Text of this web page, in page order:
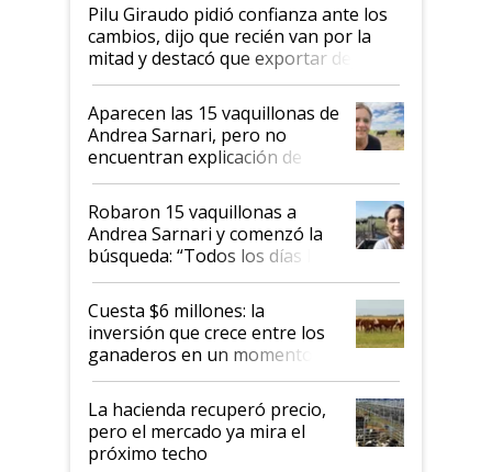
Pilu Giraudo pidió confianza ante los
cambios, dijo que recién van por la
mitad y destacó que exportar dejó de
ser "para unos pocos": "Tenemos un
mandato muy claro del gobierno
nacional"
Aparecen las 15 vaquillonas de
Andrea Sarnari, pero no
encuentran explicación de
cómo llegaron allí
Robaron 15 vaquillonas a
Andrea Sarnari y comenzó la
búsqueda: “Todos los días le
toca a algún productor”
Cuesta $6 millones: la
inversión que crece entre los
ganaderos en un momento
histórico para la actividad
La hacienda recuperó precio,
pero el mercado ya mira el
próximo techo